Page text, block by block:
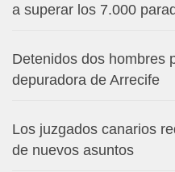
a superar los 7.000
Detenidos dos hombres
depuradora de Arrecife
Los juzgados canarios
de nuevos asuntos